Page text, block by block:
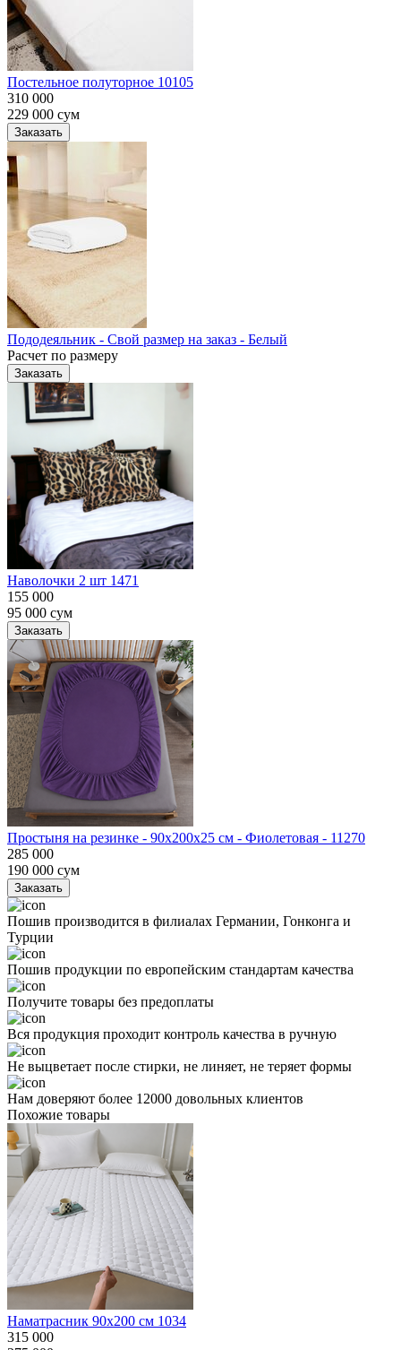
Постельное полуторное 10105
310 000
229 000 сум
Заказать
Пододеяльник - Свой размер на заказ - Белый
Расчет по размеру
Заказать
Наволочки 2 шт 1471
155 000
95 000 сум
Заказать
Простыня на резинке - 90x200x25 cм - Фиолетовая - 11270
285 000
190 000 сум
Заказать
Пошив производится в филиалах Германии, Гонконга и
Турции
Пошив продукции по европейским стандартам качества
Получите товары без предоплаты
Вся продукция проходит контроль качества в ручную
Не выцветает после стирки, не линяет, не теряет формы
Нам доверяют более 12000 довольных клиентов
Похожие товары
Наматрасник 90х200 см 1034
315 000